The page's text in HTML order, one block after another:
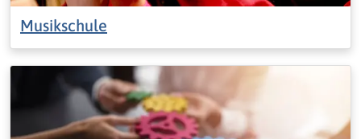
Musikschule